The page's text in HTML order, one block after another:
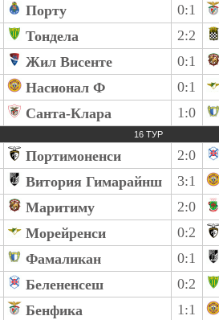
Порту 0:1
Тондела 2:2
Жил Висенте 0:1
Насионал Ф 0:1
Санта-Клара 1:0
16 ТУР
Портимоненси 2:0
Витория Гимарайнш 3:1
Маритиму 2:0
Морейренси 0:2
Фамаликан 0:1
Белененсеш 0:2
Бенфика 1:1